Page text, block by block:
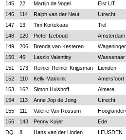
145
22 Martijn de Vogel Elst UT
146
114 Ralph van der Neut Utrecht
147
13 Tim Kortekaas Tiel
148
120 Pieter Izeboud Amsterdam
149
206 Brenda van Kesteren
150
46 Laszlo Valentiny Wassenaar
151
173 Reinier Reinier Krijgsman Lienden
152
110 Kelly Makkink Amersfoort
153
162 Simon Hulshoff Almere
154
113 Anne Jop de Jong Utrecht
155
111 Valerie Van Rossum
156
143 Penny Kuijer Ede
DQ
8 Hans van der Linden LEUSDEN